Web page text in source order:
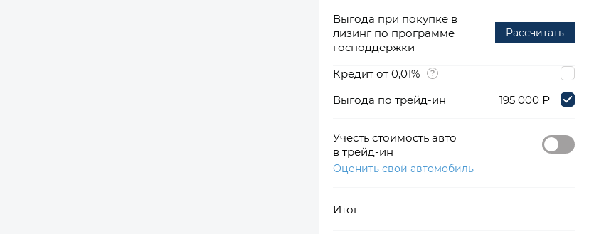
Выгода при покупке в
лизинг по программе
господдержки
Рассчитать
Кредит от 0,01%
Выгода по трейд-ин
195 000 ₽
Учесть стоимость авто
в трейд-ин
Оценить свой автомобиль
Итог